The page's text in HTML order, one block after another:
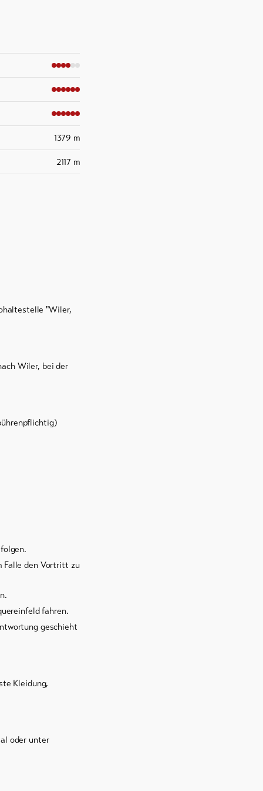
1379 m
2117 m
"Wiler,
Wiler, bei der
Falle den Vortritt zu
fahren.
geschieht
Kleidung,
oder unter